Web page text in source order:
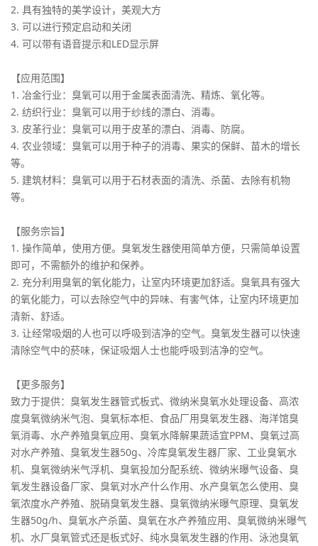
2. 具有独特的美学设计，美观大方
3. 可以进行预定启动和关闭
4. 可以带有语音提示和LED显示屏
【应用范围】
1. 冶金行业：臭氧可以用于金属表面清洗、精炼、氧化等。
2. 纺织行业：臭氧可以用于纱线的漂白、消毒。
3. 皮革行业：臭氧可以用于皮革的漂白、消毒、防腐。
4. 农业领域：臭氧可以用于种子的消毒、果实的保鲜、苗木的增长
等。
5. 建筑材料：臭氧可以用于石材表面的清洗、杀菌、去除有机物
等。
【服务宗旨】
1. 操作简单，使用方便。臭氧发生器使用简单方便，只需简单设置
即可，不需额外的维护和保养。
2. 充分利用臭氧的氧化能力，让室内环境更加舒适。臭氧具有强大
的氧化能力，可以去除空气中的异味、有害气体，让室内环境更加
清新、舒适。
3. 让经常吸烟的人也可以呼吸到洁净的空气。臭氧发生器可以快速
清除空气中的菸味，保证吸烟人士也能呼吸到洁净的空气。
【更多服务】
致力于提供：臭氧发生器管式板式、微纳米臭氧水处理设备、高浓
度臭氧微纳米气泡、臭氧标本柜、食品厂用臭氧发生器、海洋馆臭
氧消毒、水产养殖臭氧应用、臭氧水降解果蔬适宜PPM、臭氧过高
对水产养殖、臭氧发生器50g、冷库臭氧发生器厂家、工业臭氧水
机、臭氧微纳米气浮机、臭氧投加分配系统、微纳米曝气设备、臭
氧发生器设备厂家、臭氧对水产什么作用、水产臭氧怎么使用、臭
氧浓度水产养殖、脱硝臭氧发生器、臭氧微纳米曝气原理、臭氧发
生器50g/h、臭氧水产杀菌、臭氧在水产养殖应用、臭氧微纳米曝气
机、水厂臭氧管式还是板式好、纯水臭氧发生器的作用、泳池臭氧